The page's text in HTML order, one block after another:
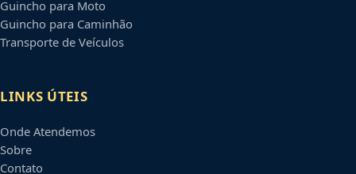
Guincho para Moto
Guincho para Caminhão
Transporte de Veículos
LINKS ÚTEIS
Onde Atendemos
Sobre
Contato